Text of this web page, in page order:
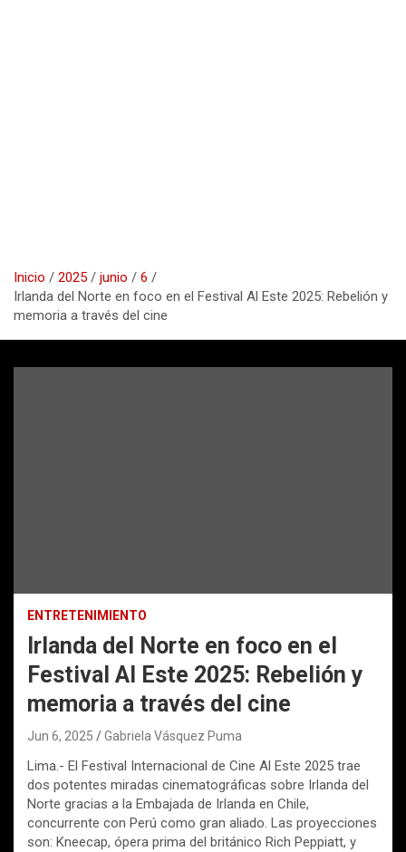
Inicio 2025 junio
6
Irlanda del Norte en foco en el Festival Al Este 2025: Rebelión y
memoria a través del cine
ENTRETENIMIENTO
Irlanda del Norte en foco en el
Festival Al Este 2025: Rebelión y
memoria a través del cine
Jun 6, 2025 Gabriela Vásquez Puma
Lima.- El Festival Internacional de Cine Al Este 2025 trae
dos potentes miradas cinematográficas sobre Irlanda del
Norte gracias a la Embajada de Irlanda en Chile,
concurrente con Perú como gran aliado. Las proyecciones
son: Kneecap, ópera prima del británico Rich Peppiatt, y